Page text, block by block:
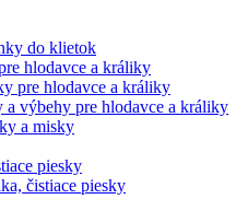
do klietok
hlodavce a králiky
pre hlodavce a králiky
a výbehy pre hlodavce a králiky
a misky
piesky
čistiace piesky